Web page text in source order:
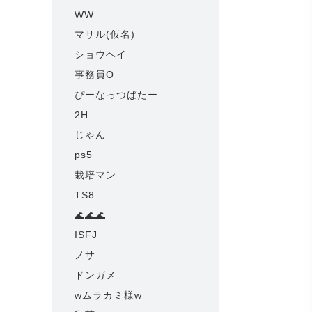
WW
マサル(仮名)
ショウヘイ
事務員O
ぴーなっつばたー
2H
じゃん
ps5
栽培マン
TS8
🌊🌊🌊
ISFJ
ノサ
ドンガメ
wムラカミ様w